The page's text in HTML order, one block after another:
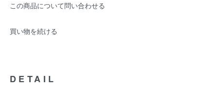
この商品について問い合わせる
買い物を続ける
DETAIL